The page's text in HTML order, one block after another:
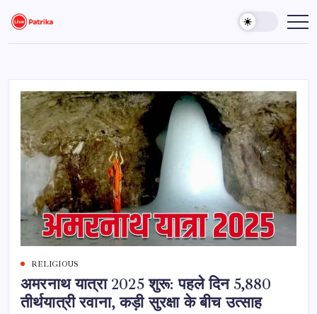
content
Live
Patrika
Breaking
Latest
RELIGIOUS
अमरनाथ यात्रा 2025 शुरू: पहले दिन 5,880
तीर्थयात्री रवाना, कड़ी सुरक्षा के बीच उत्साह